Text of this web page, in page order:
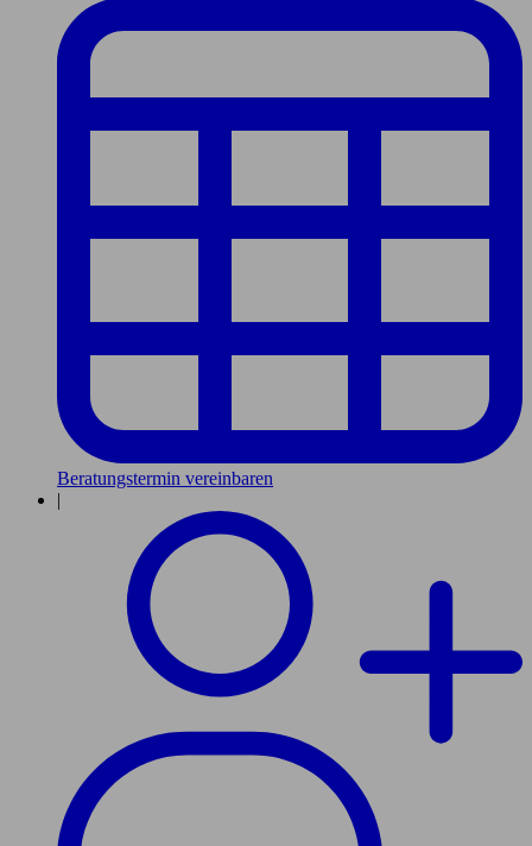
Beratungstermin vereinbaren
|